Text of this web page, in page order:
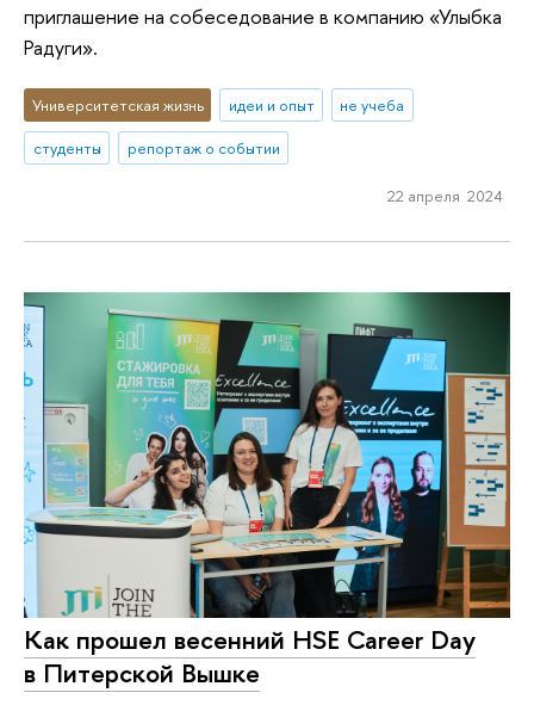
приглашение на собеседование в компанию «Улыбка
Радуги».
Университетская жизнь идеи и опыт
не учеба
студенты
репортаж о событии
22 апреля 2024
Как прошел весенний HSE Career Day
в Питерской Вышке